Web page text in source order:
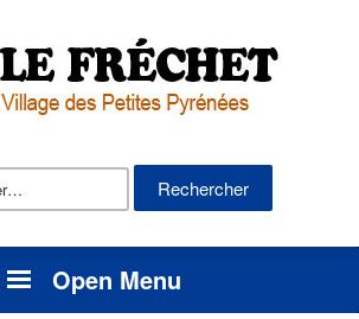
Rechercher :
Open Menu